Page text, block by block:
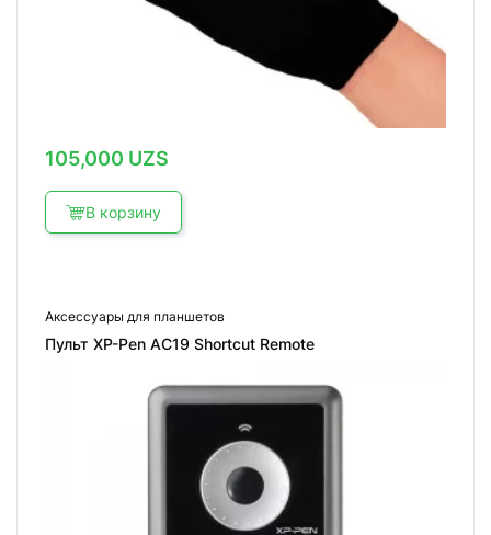
105,000 UZS
В корзину
Аксессуары для планшетов
Пульт XP-Pen AC19 Shortcut Remote